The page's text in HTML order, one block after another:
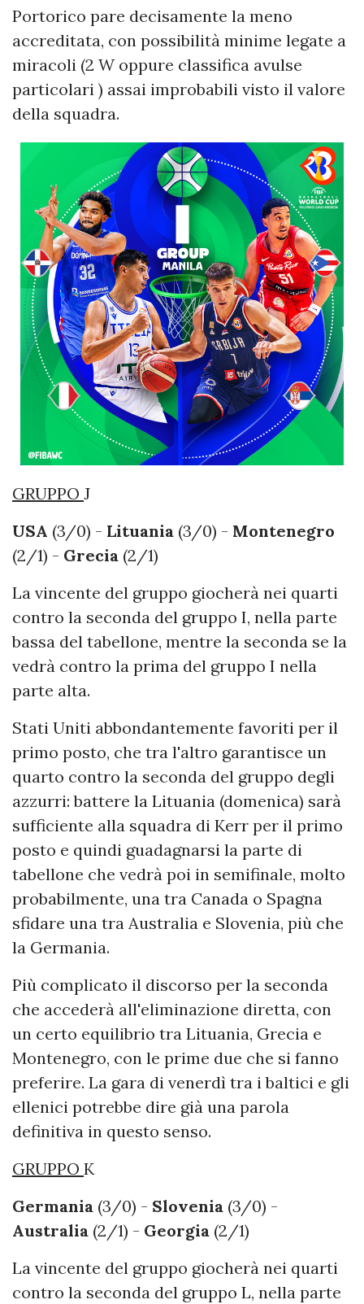
Portorico pare decisamente la meno
accreditata, con possibilità minime legate a
miracoli (2 W oppure classifica avulse
particolari ) assai improbabili visto il valore
della squadra.
GRUPPO J
USA (3/0) - Lituania (3/0) - Montenegro
(2/1) - Grecia (2/1)
La vincente del gruppo giocherà nei quarti
contro la seconda del gruppo I, nella parte
bassa del tabellone, mentre la seconda se la
vedrà contro la prima del gruppo I nella
parte alta.
Stati Uniti abbondantemente favoriti per il
primo posto, che tra l'altro garantisce un
quarto contro la seconda del gruppo degli
azzurri: battere la Lituania (domenica) sarà
sufficiente alla squadra di Kerr per il primo
posto e quindi guadagnarsi la parte di
tabellone che vedrà poi in semifinale, molto
probabilmente, una tra Canada o Spagna
sfidare una tra Australia e Slovenia, più che
la Germania.
Più complicato il discorso per la seconda
che accederà all'eliminazione diretta, con
un certo equilibrio tra Lituania, Grecia e
Montenegro, con le prime due che si fanno
preferire. La gara di venerdì tra i baltici e gli
ellenici potrebbe dire già una parola
definitiva in questo senso.
GRUPPO K
Germania (3/0) - Slovenia (3/0) -
Australia (2/1) - Georgia (2/1)
La vincente del gruppo giocherà nei quarti
contro la seconda del gruppo L, nella parte